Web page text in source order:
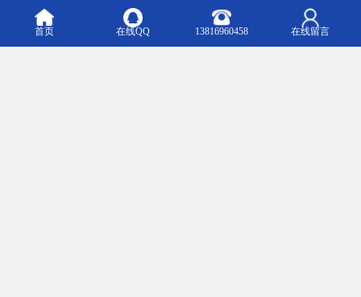
上海志辰实业有限公司长期经销上海宝钢（总部）、宝钢黄石、台
湾烨辉、联合铁钢、马钢、澳洲BHP（博思格）等国内外各大钢厂
首页 在线QQ 13816960458 在线留言